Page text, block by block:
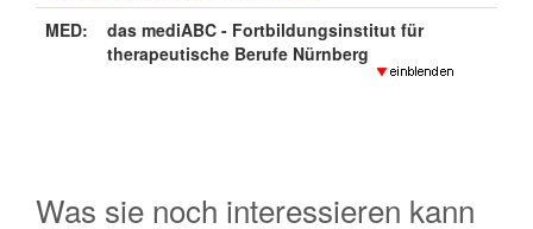
MED:
das mediABC - Fortbildungsinstitut für
therapeutische Berufe Nürnberg
Was sie noch interessieren kann